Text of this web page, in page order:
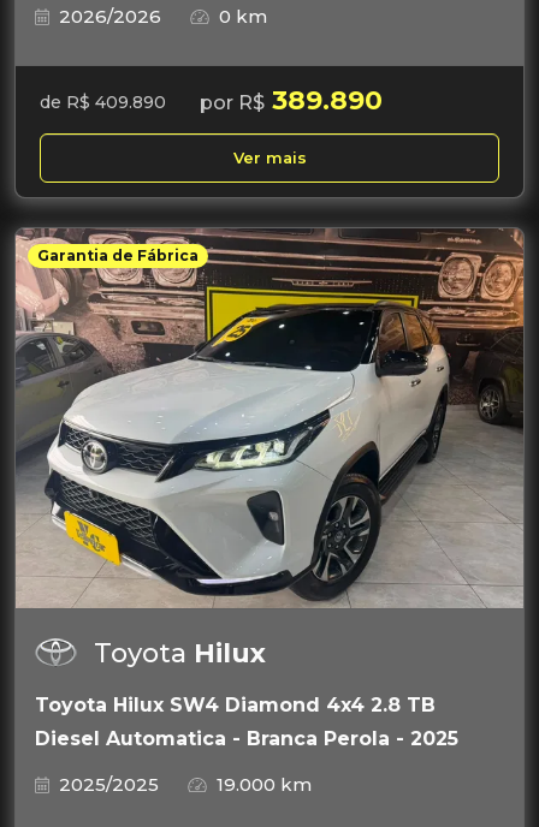
2026/2026
0 km
de R$ 409.890 por R$ 389.890
Ver mais
Garantia de Fábrica
Toyota Hilux
Toyota Hilux SW4 Diamond 4x4 2.8 TB
Diesel Automatica - Branca Perola - 2025
2025/2025
19.000 km